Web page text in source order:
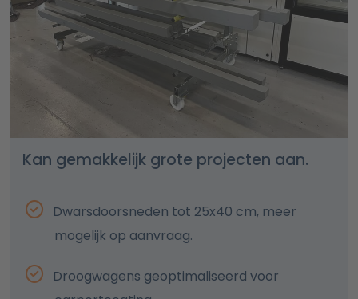
Kan gemakkelijk grote projecten aan.
Dwarsdoorsneden tot 25x40 cm, meer
mogelijk op aanvraag.
Droogwagens geoptimaliseerd voor